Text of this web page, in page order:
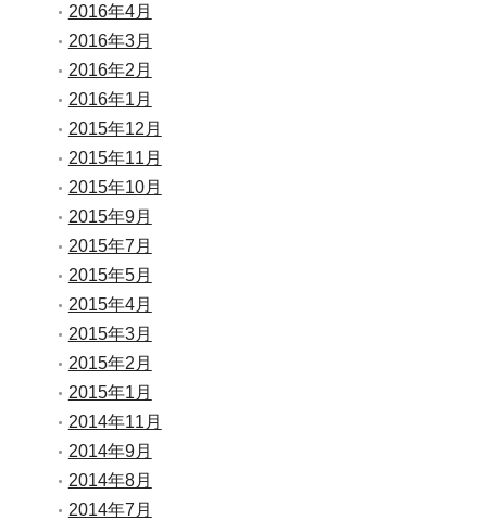
2016年4月
2016年3月
2016年2月
2016年1月
2015年12月
2015年11月
2015年10月
2015年9月
2015年7月
2015年5月
2015年4月
2015年3月
2015年2月
2015年1月
2014年11月
2014年9月
2014年8月
2014年7月